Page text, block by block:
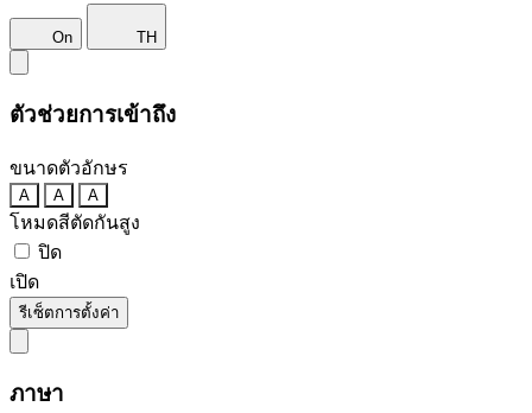
On TH
ตัวช่วยการเข้าถึง
ขนาดตัวอักษร
A A A
โหมดสีตัดกันสูง
ปิด
เปิด
รีเซ็ตการตั้งค่า
ภาษา